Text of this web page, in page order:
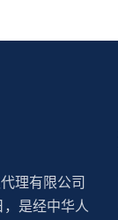
理有限公司
是经中华人